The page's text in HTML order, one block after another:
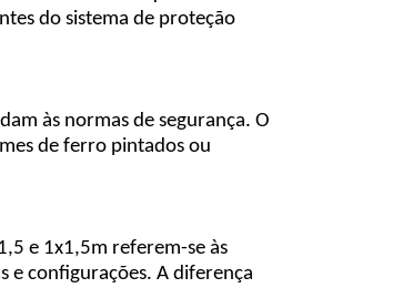
do sistema de proteção
às normas de segurança. O
de ferro pintados ou
e 1x1,5m referem-se às
e configurações. A diferença